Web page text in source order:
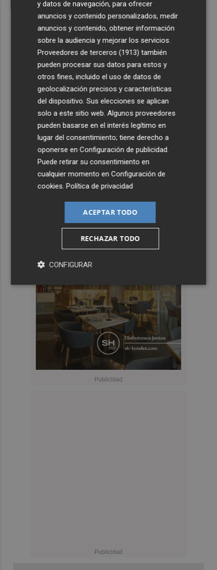
y datos de navegación, para ofrecer
anuncios y contenido personalizados, medir
anuncios y contenido, obtener información
sobre la audiencia y mejorar los servicios.
Proveedores de terceros (1913) también
pueden procesar sus datos para estos y
otros fines, incluido el uso de datos de
geolocalización precisos y características
del dispositivo. Sus elecciones se aplican
solo a este sitio web. Algunos proveedores
pueden basarse en el interés legítimo en
lugar del consentimiento; tiene derecho a
oponerse enConfiguración de publicidad
Puede retirar su consentimiento en
cualquier momento enConfiguración de
cookies .Política de privacidad
ACEPTAR TODO
RECHAZAR TODO
CONFIGURAR